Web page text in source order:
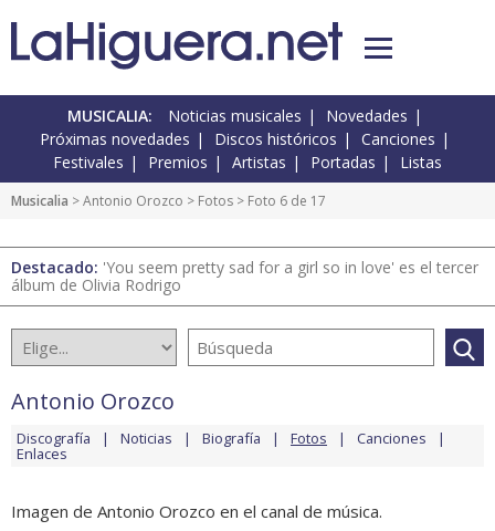
MUSICALIA: Noticias musicales
Novedades
Próximas novedades
Discos históricos
Canciones
Festivales
Premios Artistas Portadas Listas
Musicalia >Antonio Orozco > Fotos > Foto 6 de 17
Destacado: 'You seem pretty sad for a girl so in love' es el tercer
álbum de Olivia Rodrigo
Antonio Orozco
Discografía Noticias Biografía Fotos Canciones
Enlaces
Imagen de Antonio Orozco en el canal de música.